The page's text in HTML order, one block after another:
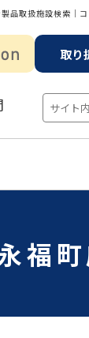
品取扱施設検索│
取り
福